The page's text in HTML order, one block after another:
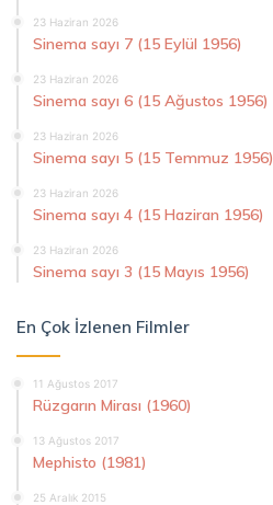
23 Haziran 2026
Sinema sayı 7 (15 Eylül 1956)
23 Haziran 2026
Sinema sayı 6 (15 Ağustos 1956)
23 Haziran 2026
Sinema sayı 5 (15 Temmuz 1956)
23 Haziran 2026
Sinema sayı 4 (15 Haziran 1956)
23 Haziran 2026
Sinema sayı 3 (15 Mayıs 1956)
En Çok İzlenen Filmler
11 Ağustos 2017
Rüzgarın Mirası (1960)
13 Ağustos 2017
Mephisto (1981)
25 Aralık 2015